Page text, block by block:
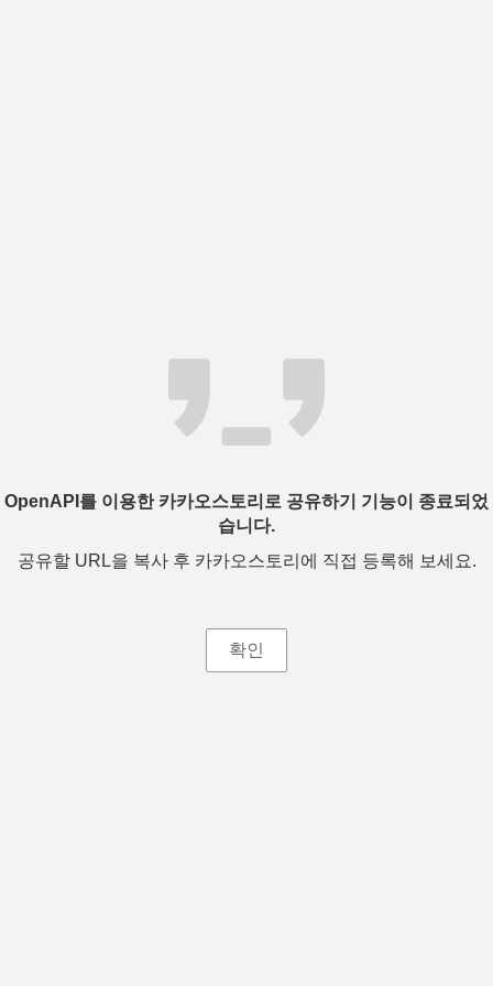
OpenAPI를 이용한 카카오스토리로 공유하기 기능이 종료되었
습니다.
공유할 URL을 복사 후 카카오스토리에 직접 등록해 보세요.
확인